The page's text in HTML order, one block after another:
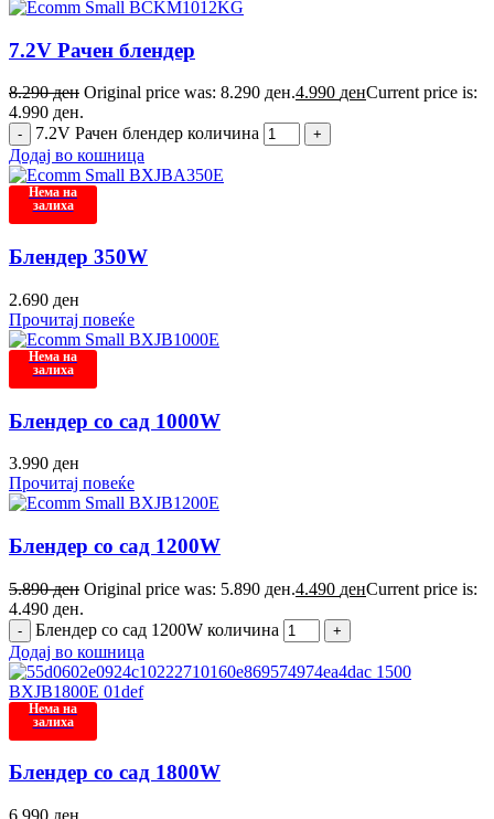
7.2V Рачен блендер
8.290ден Original price was: 8.290 ден.4.990 денCurrent price is:
4.990 ден.
7.2V Рачен блендер количина
Додај во кошница
Нема на
залиха
Блендер 350W
2.690 ден
Прочитај повеќе
Нема на
залиха
Блендер со сад 1000W
3.990 ден
Прочитај повеќе
Блендер со сад 1200W
5.890ден Original price was: 5.890 ден.4.490 денCurrent price is:
4.490 ден.
Блендер со сад 1200W количина
Додај во кошница
Нема на
залиха
Блендер со сад 1800W
6.990 ден